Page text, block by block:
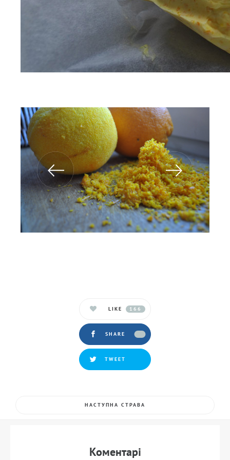
LIKE 166
SHARE
TWEET
НАСТУПНА СТРАВА
Коментарi